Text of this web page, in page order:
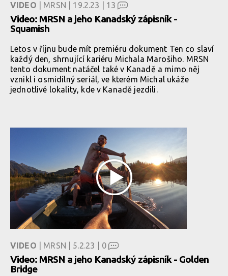
VIDEO | MRSN | 19.2.23 | 13
Video: MRSN a jeho Kanadský zápisník -
Squamish
Letos v říjnu bude mít premiéru dokument Ten co slaví
každý den, shrnující kariéru Michala Marošiho. MRSN
tento dokument natáčel také v Kanadě a mimo něj
vznikl i osmidílný seriál, ve kterém Michal ukáže
jednotlivé lokality, kde v Kanadě jezdili.
VIDEO | MRSN | 5.2.23 | 0
Video: MRSN a jeho Kanadský zápisník - Golden
Bridge